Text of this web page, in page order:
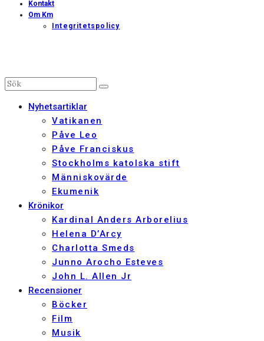
Kontakt
Om Km
Integritetspolicy
Nyhetsartiklar
Vatikanen
Påve Leo
Påve Franciskus
Stockholms katolska stift
Människovärde
Ekumenik
Krönikor
Kardinal Anders Arborelius
Helena D’Arcy
Charlotta Smeds
Junno Arocho Esteves
John L. Allen Jr
Recensioner
Böcker
Film
Musik